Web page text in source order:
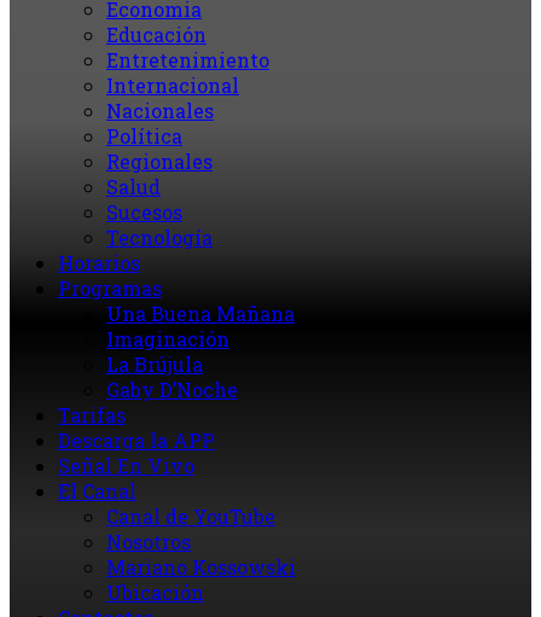
Economia
Educación
Entretenimiento
Internacional
Nacionales
Política
Regionales
Salud
Sucesos
Tecnología
Horarios
Programas
Una Buena Mañana
Imaginación
La Brújula
Gaby D’Noche
Tarifas
Descarga la APP
Señal En Vivo
El Canal
Canal de YouTube
Nosotros
Mariano Kossowski
Ubicación